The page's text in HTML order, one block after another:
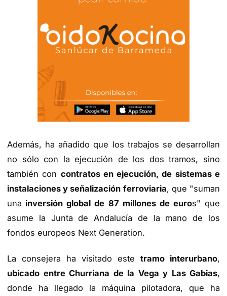
Además, ha añadido que los trabajos se desarrollan
no sólo con la ejecución de los dos tramos, sino
también con contratos en ejecución, de sistemas e
instalaciones y señalización ferroviaria, que "suman
una inversión global de 87 millones de euros" que
asume la Junta de Andalucía de la mano de los
fondos europeos Next Generation.
La consejera ha visitado este tramo interurbano,
ubicado entre Churriana de la Vega y Las Gabias,
donde ha llegado la máquina pilotadora, que ha